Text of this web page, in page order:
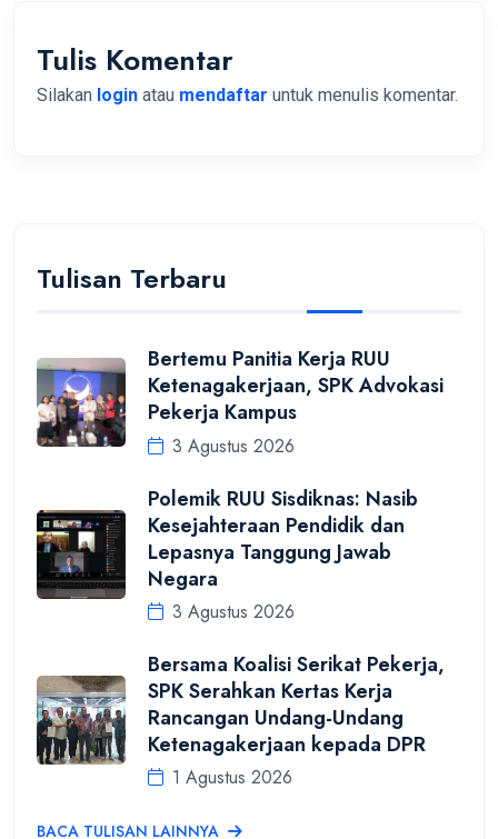
Tulis Komentar
Silakan login atau mendaftar untuk menulis komentar.
Tulisan Terbaru
Bertemu Panitia Kerja RUU
Ketenagakerjaan, SPK Advokasi
Pekerja Kampus
3 Agustus 2026
Polemik RUU Sisdiknas: Nasib
Kesejahteraan Pendidik dan
Lepasnya Tanggung Jawab
Negara
3 Agustus 2026
Bersama Koalisi Serikat Pekerja,
SPK Serahkan Kertas Kerja
Rancangan Undang-Undang
Ketenagakerjaan kepada DPR
1 Agustus 2026
BACA TULISAN LAINNYA